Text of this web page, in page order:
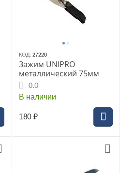
КОД: 27220
Зажим UNIPRO
металлический 75мм
0.0
В наличии
180 ₽